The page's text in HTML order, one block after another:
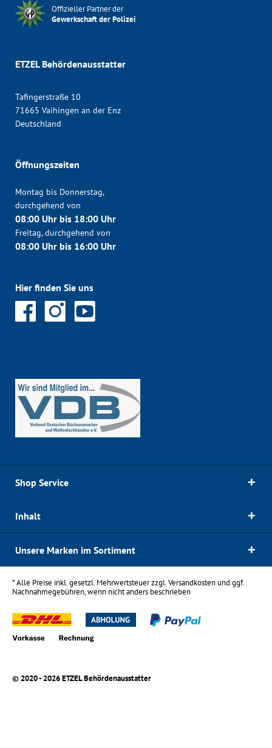
Offizieller Partner der
Gewerkschaft der Polizei
ETZEL Behördenausstatter
Tafingerstraße 10
71665 Vaihingen an der Enz
Deutschland
Öffnungszeiten
Montag bis Donnerstag,
durchgehend von
08:00 Uhr bis 18:00 Uhr
Freitag, durchgehend von
08:00 Uhr bis 16:00 Uhr
Hier finden Sie uns
Shop Service
Inhalt
Unsere Marken im Sortiment
* Alle Preise inkl. gesetzl. Mehrwertsteuer zzgl.Versandkostenund ggf.
Nachnahmegebühren, wenn nicht anders beschrieben
© 2020 - 2026 ETZEL Behördenausstatter